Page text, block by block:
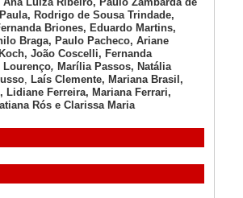
Rodrigo de Sousa Trindade,
Briones, Eduardo Martins,
Braga, Paulo Pacheco, Ariane
João Coscelli, Fernanda
Lourenço, Marília Passos, Natália
, Laís Clemente, Mariana Brasil,
Lidiane Ferreira, Mariana Ferrari,
Rós e Clarissa Maria